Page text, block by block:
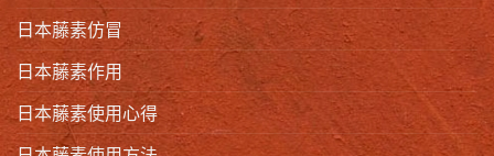
日本藤素仿冒
日本藤素作用
日本藤素使用心得